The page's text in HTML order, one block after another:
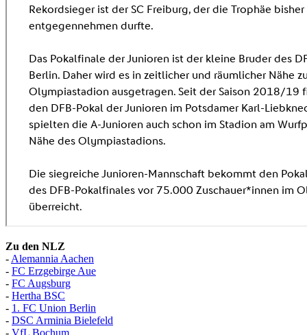
Zu den NLZ
- Alemannia Aachen
- FC Erzgebirge Aue
- FC Augsburg
- Hertha BSC
- 1. FC Union Berlin
- DSC Arminia Bielefeld
- VfL Bochum